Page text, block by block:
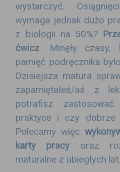
wystarczyć.
wymaga jednak dużo
z biologii na 50%?
ćwicz. Minęły czasy,
pamięć podręcznika
Dzisiejsza matura
zapamiętałeś/aś z
potrafisz
praktyce i czy dobrze
Polecamy więc
karty pracyoraz
maturalne z ubiegłych lat.